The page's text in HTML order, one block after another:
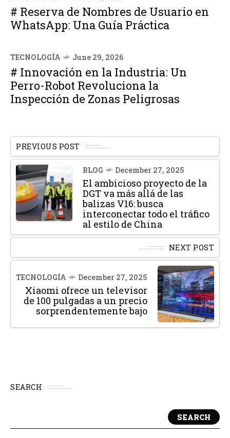
# Reserva de Nombres de Usuario en
WhatsApp: Una Guía Práctica
TECNOLOGÍA June 29, 2026
# Innovación en la Industria: Un
Perro-Robot Revoluciona la
Inspección de Zonas Peligrosas
PREVIOUS POST
BLOG December 27, 2025
El ambicioso proyecto de la
DGT va más allá de las
balizas V16: busca
interconectar todo el tráfico
al estilo de China
NEXT POST
TECNOLOGÍA December 27, 2025
Xiaomi ofrece un televisor
de 100 pulgadas a un precio
sorprendentemente bajo
SEARCH
SEARCH